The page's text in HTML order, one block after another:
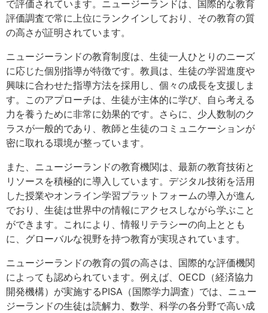
で評価されています。ニュージーランドは、国際的な教育
評価調査で常に上位にランクインしており、その教育の質
の高さが証明されています。
ニュージーランドの教育制度は、生徒一人ひとりのニーズ
に応じた個別指導が特徴です。教員は、生徒の学習進度や
興味に合わせた指導方法を採用し、個々の成長を支援しま
す。このアプローチは、生徒が主体的に学び、自ら考える
力を養うために非常に効果的です。さらに、少人数制のク
ラスが一般的であり、教師と生徒のコミュニケーションが
密に取れる環境が整っています。
また、ニュージーランドの教育機関は、最新の教育技術と
リソースを積極的に導入しています。デジタル技術を活用
した授業やオンライン学習プラットフォームの導入が進ん
でおり、生徒は世界中の情報にアクセスしながら学ぶこと
ができます。これにより、情報リテラシーの向上ととも
に、グローバルな視野を持つ教育が実現されています。
ニュージーランドの教育の質の高さは、国際的な評価機関
によっても認められています。例えば、OECD（経済協力
開発機構）が実施するPISA（国際学力調査）では、ニュー
ジーランドの生徒は読解力、数学、科学の各分野で高い成